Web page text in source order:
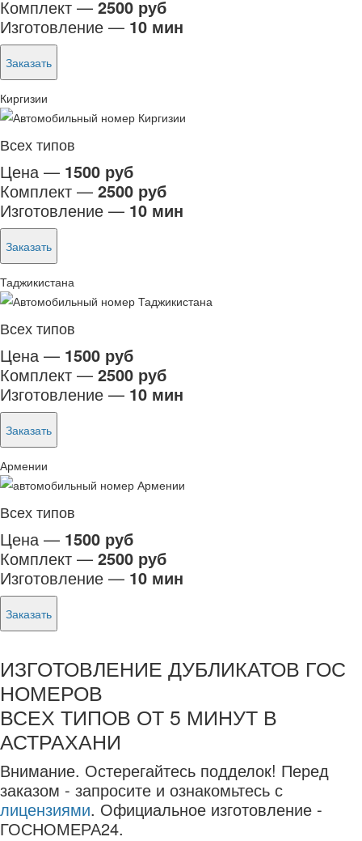
Комплект — 2500 руб
Изготовление — 10 мин
Заказать
Киргизии
Всех типов
Цена — 1500 руб
Комплект — 2500 руб
Изготовление — 10 мин
Заказать
Таджикистана
Всех типов
Цена — 1500 руб
Комплект — 2500 руб
Изготовление — 10 мин
Заказать
Армении
Всех типов
Цена — 1500 руб
Комплект — 2500 руб
Изготовление — 10 мин
Заказать
ИЗГОТОВЛЕНИЕ ДУБЛИКАТОВ ГОС
НОМЕРОВ
ВСЕХ ТИПОВ ОТ 5 МИНУТ В
АСТРАХАНИ
Внимание. Остерегайтесь подделок! Перед
заказом - запросите и ознакомьтесь с
лицензиями. Официальное изготовление -
ГОСНОМЕРА24.